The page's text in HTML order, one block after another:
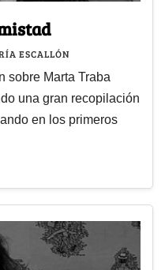
ESCALLÓN
sobre Marta Traba
una gran recopilación
en los primeros